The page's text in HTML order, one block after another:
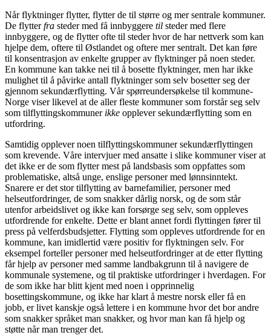
Når flyktninger flytter, flytter de til større og mer sentrale kommuner.
De flytterfra steder med få innbyggere til steder med flere
innbyggere, og de flytter ofte til steder hvor de har nettverk som kan
hjelpe dem, oftere til Østlandet og oftere mer sentralt. Det kan føre
til konsentrasjon av enkelte grupper av flyktninger på noen steder.
En kommune kan takke nei til å bosette flyktninger, men har ikke
mulighet til å påvirke antall flyktninger som selv bosetter seg der
gjennom sekundærflytting. Vår spørreundersøkelse til kommune-
Norge viser likevel at de aller fleste kommuner som forstår seg selv
som tilflyttingskommuner ikke opplever sekundærflytting som en
utfordring.
Samtidig opplever noen tilflyttingskommuner sekundærflyttingen
som krevende. Våre intervjuer med ansatte i slike kommuner viser at
det ikke er de som flytter mest på landsbasis som oppfattes som
problematiske, altså unge, enslige personer med lønnsinntekt.
Snarere er det stor tilflytting av barnefamilier, personer med
helseutfordringer, de som snakker dårlig norsk, og de som står
utenfor arbeidslivet og ikke kan forsørge seg selv, som oppleves
utfordrende for enkelte. Dette er blant annet fordi flyttingen fører til
press på velferdsbudsjetter. Flytting som oppleves utfordrende for en
kommune, kan imidlertid være positiv for flyktningen selv. For
eksempel forteller personer med helseutfordringer at de etter flytting
får hjelp av personer med samme landbakgrunn til å navigere de
kommunale systemene, og til praktiske utfordringer i hverdagen. For
de som ikke har blitt kjent med noen i opprinnelig
bosettingskommune, og ikke har klart å mestre norsk eller få en
jobb, er livet kanskje også lettere i en kommune hvor det bor andre
som snakker språket man snakker, og hvor man kan få hjelp og
støtte når man trenger det.